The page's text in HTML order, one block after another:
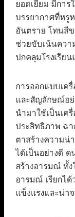
ยอดเยี่ยม มีการ
บรรยากาศที่หรู
อันตราย โทนสีข
ช่วยขับเน้นควา
ปกคลุมโรงเรีย
การออกแบบเค
และสัญลักษณ์อย่
นำมาใช้เป็นเครื่
ประสิทธิภาพ ฉ
ตาสร้างความน่
ได้เป็นอย่างดี
สร้างอารมณ์ ทั้ง
อารมณ์ เรียกไ
แข็งแรงและน่า